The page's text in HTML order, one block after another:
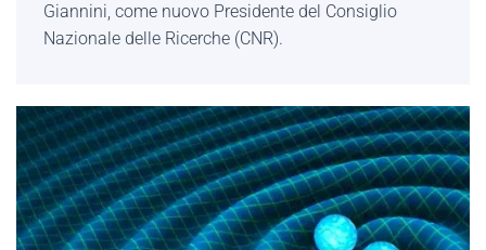
Giannini, come nuovo Presidente del Consiglio
Nazionale delle Ricerche (CNR).